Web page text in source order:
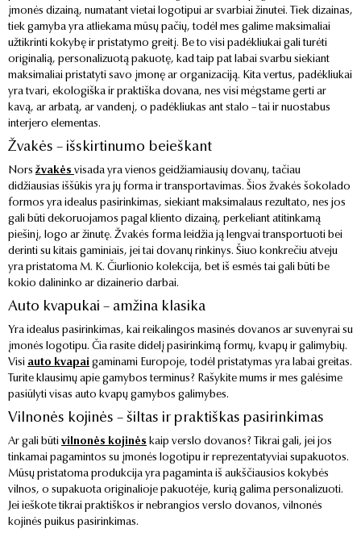
įmonės dizainą, numatant vietai logotipui ar svarbiai žinutei. Tiek dizainas,
tiek gamyba yra atliekama mūsų pačių, todėl mes galime maksimaliai
užtikrinti kokybę ir pristatymo greitį. Be to visi padėkliukai gali turėti
originalią, personalizuotą pakuotę, kad taip pat labai svarbu siekiant
maksimaliai pristatyti savo įmonę ar organizaciją. Kita vertus, padėkliukai
yra tvari, ekologiška ir praktiška dovana, nes visi mėgstame gerti ar
kavą, ar arbatą, ar vandenį, o padėkliukas ant stalo – tai ir nuostabus
interjero elementas.
Žvakės – išskirtinumo beieškant
Norsžvakės visada yra vienos geidžiamiausių dovanų, tačiau
didžiausias iššūkis yra jų forma ir transportavimas. Šios žvakės šokolado
formos yra idealus pasirinkimas, siekiant maksimalaus rezultato, nes jos
gali būti dekoruojamos pagal kliento dizainą, perkeliant atitinkamą
piešinį, logo ar žinutę. Žvakės forma leidžia ją lengvai transportuoti bei
derinti su kitais gaminiais, jei tai dovanų rinkinys. Šiuo konkrečiu atveju
yra pristatoma M. K. Čiurlionio kolekcija, bet iš esmės tai gali būti be
kokio dalininko ar dizainerio darbai.
Auto kvapukai – amžina klasika
Yra idealus pasirinkimas, kai reikalingos masinės dovanos ar suvenyrai su
įmonės logotipu. Čia rasite didelį pasirinkimą formų, kvapų ir galimybių.
Visi auto kvapai gaminami Europoje, todėl pristatymas yra labai greitas.
Turite klausimų apie gamybos terminus? Rašykite mums ir mes galėsime
pasiūlyti visas auto kvapų gamybos galimybes.
Vilnonės kojinės – šiltas ir praktiškas pasirinkimas
Ar gali būti vilnonės kojinės kaip verslo dovanos? Tikrai gali, jei jos
tinkamai pagamintos su įmonės logotipu ir reprezentatyviai supakuotos.
Mūsų pristatoma produkcija yra pagaminta iš aukščiausios kokybės
vilnos, o supakuota originalioje pakuotėje, kurią galima personalizuoti.
Jei ieškote tikrai praktiškos ir nebrangios verslo dovanos, vilnonės
kojinės puikus pasirinkimas.